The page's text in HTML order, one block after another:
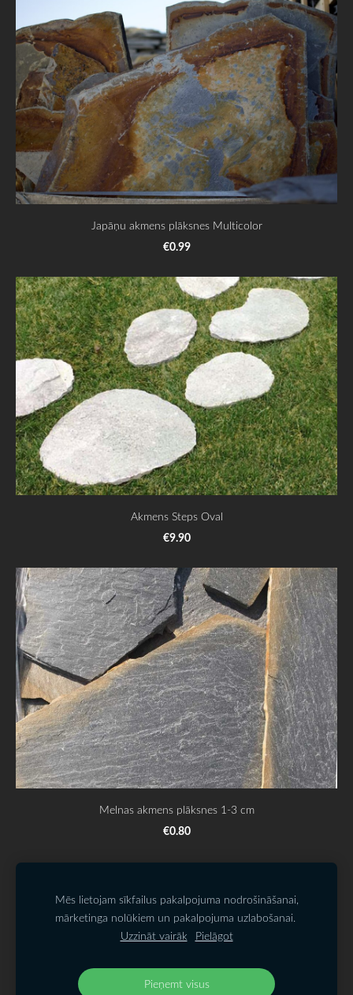
Japāņu akmens plāksnes Multicolor
€0.99
Akmens Steps Oval
€9.90
Melnas akmens plāksnes 1-3 cm
€0.80
SĪKDATNES
SIA KAMALATS
@akmenudarzs.lv
Mēs lietojam sīkfailus pakalpojuma nodrošināšanai,
mārketinga nolūkiem un pakalpojuma uzlabošanai.
Uzzināt vairāk
Pielāgot
Pieņemt visus